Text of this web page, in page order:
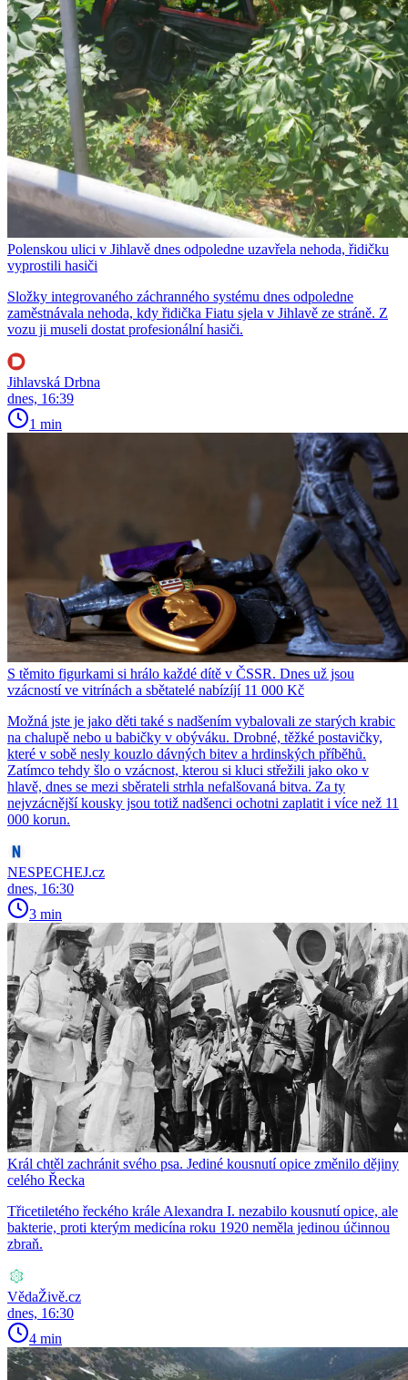
Polenskou ulici v Jihlavě dnes odpoledne uzavřela nehoda, řidičku
vyprostili hasiči
Složky integrovaného záchranného systému dnes odpoledne
zaměstnávala nehoda, kdy řidička Fiatu sjela v Jihlavě ze stráně. Z
vozu ji museli dostat profesionální hasiči.
Jihlavská Drbna
dnes, 16:39
1 min
S těmito figurkami si hrálo každé dítě v ČSSR. Dnes už jsou
vzácností ve vitrínách a sbětatelé nabízíjí 11 000 Kč
Možná jste je jako děti také s nadšením vybalovali ze starých krabic
na chalupě nebo u babičky v obýváku. Drobné, těžké postavičky,
které v sobě nesly kouzlo dávných bitev a hrdinských příběhů.
Zatímco tehdy šlo o vzácnost, kterou si kluci střežili jako oko v
hlavě, dnes se mezi sběrateli strhla nefalšovaná bitva. Za ty
nejvzácnější kousky jsou totiž nadšenci ochotni zaplatit i více než 11
000 korun.
NESPECHEJ.cz
dnes, 16:30
3 min
Král chtěl zachránit svého psa. Jediné kousnutí opice změnilo dějiny
celého Řecka
Třicetiletého řeckého krále Alexandra I. nezabilo kousnutí opice, ale
bakterie, proti kterým medicína roku 1920 neměla jedinou účinnou
zbraň.
VědaŽivě.cz
dnes, 16:30
4 min